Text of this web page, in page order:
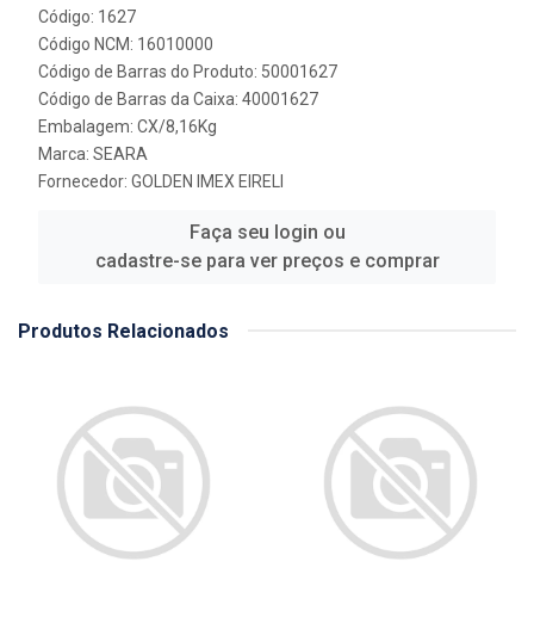
Código: 1627
Código NCM: 16010000
Código de Barras do Produto: 50001627
Código de Barras da Caixa: 40001627
Embalagem: CX/8,16Kg
Marca: SEARA
Fornecedor: GOLDEN IMEX EIRELI
Faça seu login ou
cadastre-se para ver preços e comprar
Produtos Relacionados